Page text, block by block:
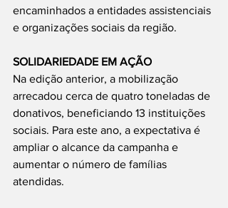
encaminhados a entidades assistenciais
e organizações sociais da região.
SOLIDARIEDADE EM AÇÃO
Na edição anterior, a mobilização
arrecadou cerca de quatro toneladas de
donativos, beneficiando 13 instituições
sociais. Para este ano, a expectativa é
ampliar o alcance da campanha e
aumentar o número de famílias
atendidas.